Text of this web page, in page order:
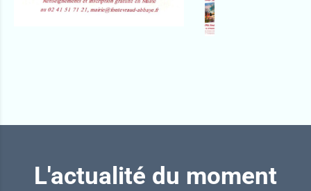
L'actualité du moment